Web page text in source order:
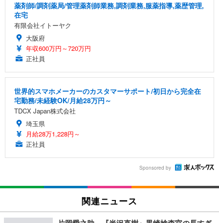
薬剤師/調剤薬局/管理薬剤師業務,調剤業務,服薬指導,薬歴管理,
在宅
有限会社イトーヤク
大阪府
年収600万円～720万円
正社員
世界的スマホメーカーのカスタマーサポート/初日から完全在
宅勤務/未経験OK/月給28万円～
TDCX Japan株式会社
埼玉県
月給28万1,228円～
正社員
Sponsored by
関連ニュース